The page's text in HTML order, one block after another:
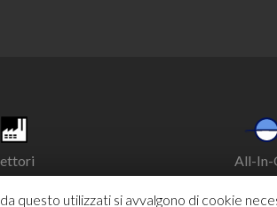
All-In-
questo utilizzati si avvalgono di cookie